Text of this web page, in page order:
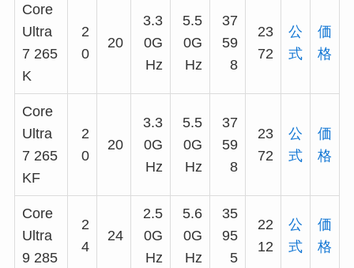
Core
Ultra
7 265
K
2
0
20
3.3
0G
Hz
5.5
0G
Hz
37
59
8
23
72
公
式
価
格
Core
Ultra
7 265
KF
2
0
20
3.3
0G
Hz
5.5
0G
Hz
37
59
8
23
72
公
式
価
格
Core
Ultra
9 285
2
4
24
2.5
0G
Hz
5.6
0G
Hz
35
95
5
22
12
公
式
価
格